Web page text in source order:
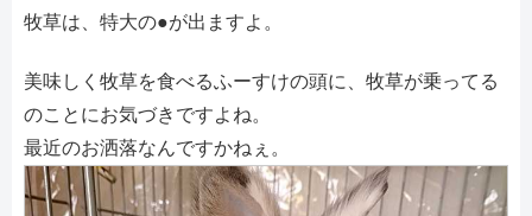
牧草は、特大の●が出ますよ。
美味しく牧草を食べるふーすけの頭に、牧草が乗ってる
のことにお気づきですよね。
最近のお洒落なんですかねぇ。